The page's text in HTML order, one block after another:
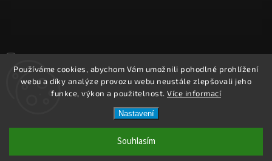
Používáme cookies, abychom Vám umožnili pohodlné prohlížení
webu a díky analýze provozu webu neustále zlepšovali jeho
funkce, výkon a použitelnost. Více informací
Nastavení
Souhlasím
Copyright 2026REPROOBCHOD.cz. Všechna práva vyhrazena.
Upravit nastavení cookies
Shoptet| DesignShoptak.cz.